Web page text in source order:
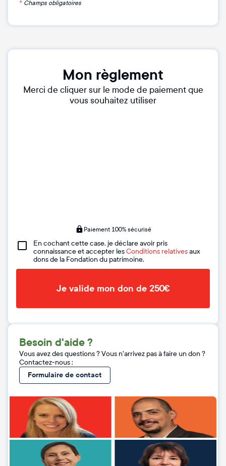
* Champs obligatoires
Mon règlement
Merci de cliquer sur le mode de paiement que
vous souhaitez utiliser
Paiement 100% sécurisé
En cochant cette case, je déclare avoir pris
connaissance et accepter lesConditions relativesaux
dons de la Fondation du patrimoine.
Je valide mon don de 250€
Besoin d'aide ?
Vous avez des questions ? Vous n'arrivez pas à faire un don ?
Contactez-nous :
Formulaire de contact